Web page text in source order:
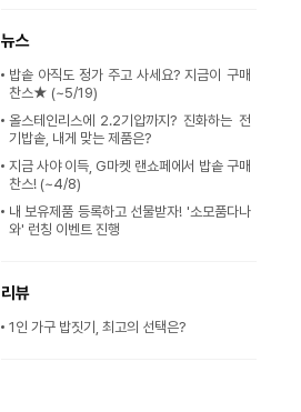
뉴스
밥솥 아직도 정가 주고 사세요? 지금이 구매
찬스★ (~5/19)
올스테인리스에 2.2기압까지? 진화하는 전
기밥솥, 내게 맞는 제품은?
지금 사야 이득, G마켓 랜쇼페에서 밥솥 구매
찬스! (~4/8)
내 보유제품 등록하고 선물받자! '소모품다나
와' 런칭 이벤트 진행
리뷰
1인 가구 밥짓기, 최고의 선택은?